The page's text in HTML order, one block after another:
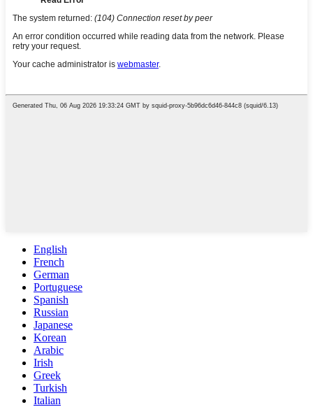
English
French
German
Portuguese
Spanish
Russian
Japanese
Korean
Arabic
Irish
Greek
Turkish
Italian